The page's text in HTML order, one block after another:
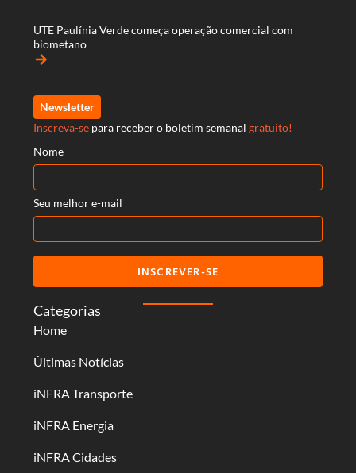
Categorias
Home
Últimas Notícias
iNFRA Transporte
iNFRA Energia
iNFRA Cidades
UTE Paulínia Verde começa operação comercial com
biometano
arrow_forward
Newsletter
Inscreva-se para receber o boletim semanal gratuito!
Nome
Seu melhor e-mail
INSCREVER-SE